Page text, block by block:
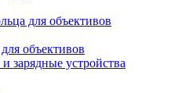
для объективов
объективов
зарядные устройства